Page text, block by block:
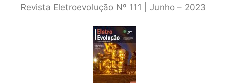
Revista Eletroevolução Nº 111 | Junho – 2023